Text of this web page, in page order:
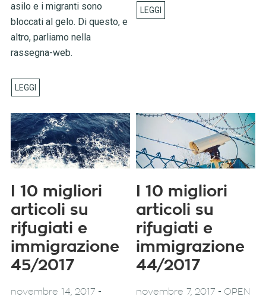
asilo e i migranti sono
bloccati al gelo. Di questo, e
altro, parliamo nella
rassegna-web.
I 10 migliori
articoli su
rifugiati e
immigrazione
45/2017
novembre 14, 2017 -
I 10 migliori
articoli su
rifugiati e
immigrazione
44/2017
novembre 7, 2017 - OPEN